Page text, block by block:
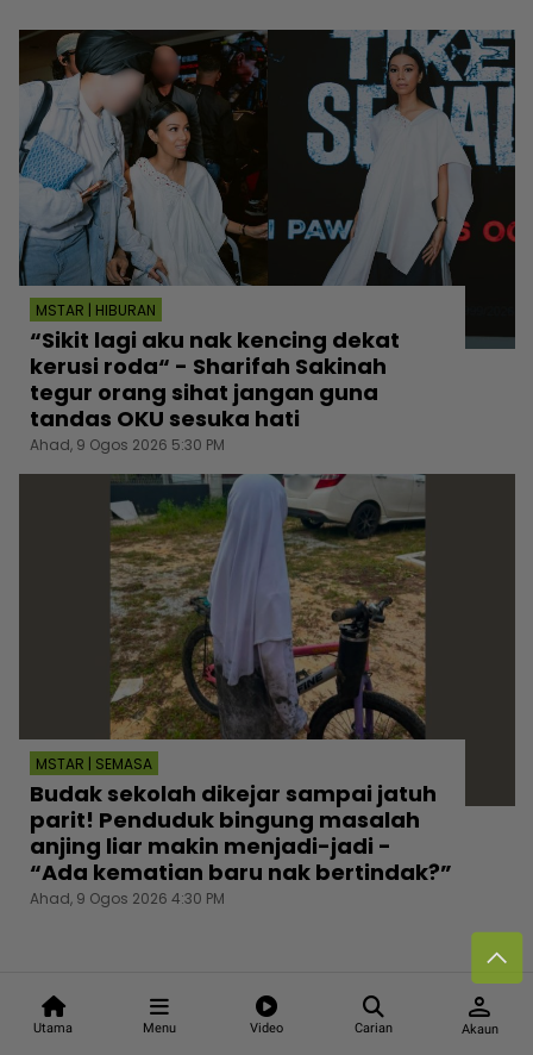
Utama Menu Video Carian
person
Akaun
MSTAR | HIBURAN
“Sikit lagi aku nak kencing dekat
kerusi roda“ - Sharifah Sakinah
tegur orang sihat jangan guna
tandas OKU sesuka hati
Ahad, 9 Ogos 2026 5:30 PM
MSTAR | SEMASA
Budak sekolah dikejar sampai jatuh
parit! Penduduk bingung masalah
anjing liar makin menjadi-jadi -
“Ada kematian baru nak bertindak?”
Ahad, 9 Ogos 2026 4:30 PM